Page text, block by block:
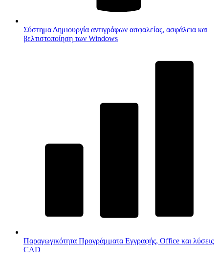
Σύστημα Δημιουργία αντιγράφων ασφαλείας, ασφάλεια και
βελτιστοποίηση των Windows
Παραγωγικότητα Προγράμματα Εγγραφής, Office και λύσεις
CAD